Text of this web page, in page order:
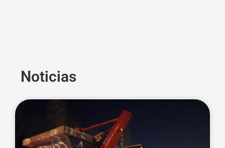
Noticias